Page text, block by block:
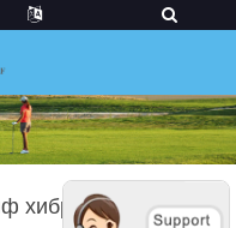
хибриди